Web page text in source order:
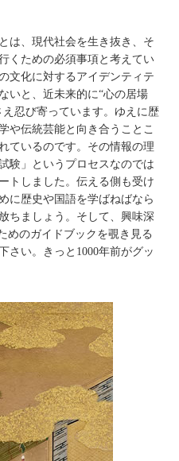
は、現代社会を生き抜き、そ
くための必須事項と考えてい
文化に対するアイデンティテ
いと、近未来的に“心の居場
忍び寄っています。ゆえに歴
や伝統芸能と向き合うことこ
ているのです。その情報の理
験」というプロセスなのでは
トしました。伝える側も受け
に歴史や国語を学ばねばなら
ちましょう。そして、興味深
めのガイドブックを覗き見る
さい。きっと1000年前がグッ